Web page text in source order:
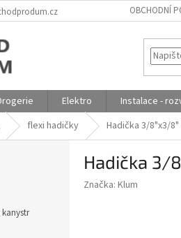
OBCHODNÍ
Elektro Instalace -
flexi hadičky Hadička 3/8"x3/8"
Hadička 3/
Značka: Klum